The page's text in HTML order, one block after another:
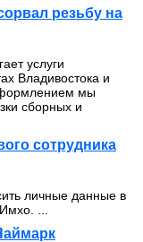
резьбу на
услуги
Владивостока и
мы
сборных и
сотрудника
личные данные в
...